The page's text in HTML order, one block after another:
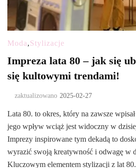
Moda,Stylizacje
Impreza lata 80 – jak się
się kultowymi trendami!
zaktualizowano 2025-02-27
Lata 80. to okres, który na zawsze
jego wpływ wciąż jest widoczny w
Imprezy inspirowane tym dekadą to
wyrazić swoją kreatywność i odwagę w
Kluczowym elementem stylizacji z lat